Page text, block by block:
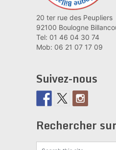
20 ter rue des Peupliers
92100 Boulogne
Tel: 01 46 04 30 74
Mob: 06 21 07 17 09
Suivez-nous
Rechercher